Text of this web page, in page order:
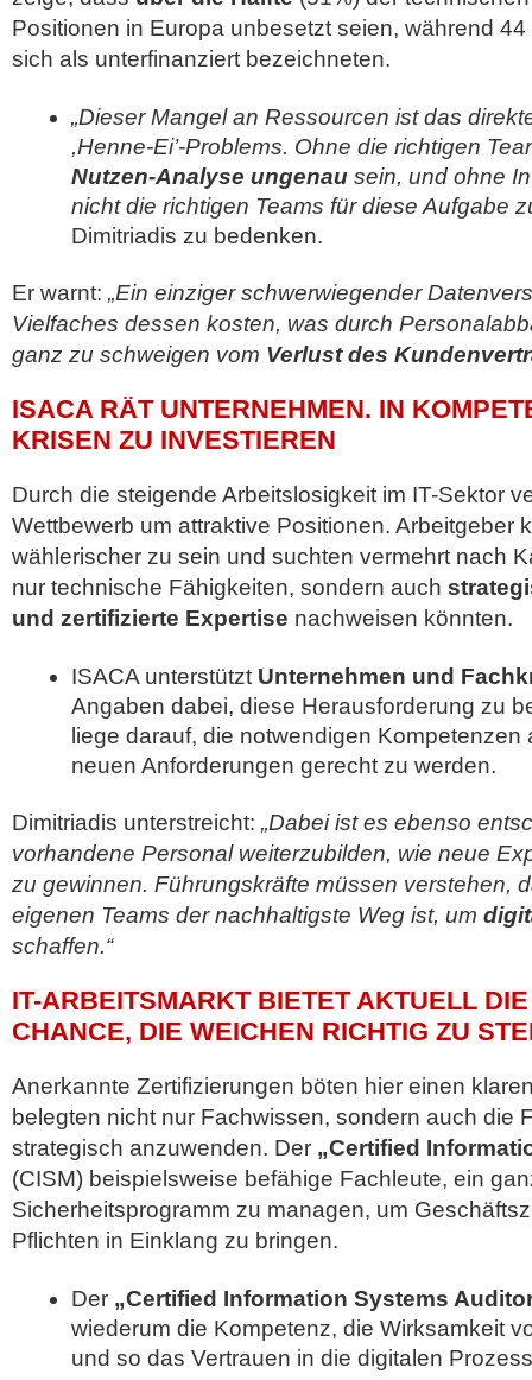
Positionen in Europa unbesetzt seien, während
sich als unterfinanziert bezeichneten.
„Dieser Mangel an Ressourcen ist das
,Henne-Ei’-Problems. Ohne die richtigen
Nutzen-Analyse ungenau sein, und ohne
nicht die richtigen Teams für diese Aufgabe
Dimitriadis zu bedenken.
Er warnt: „Ein einziger schwerwiegender
Vielfaches dessen kosten, was durch
ganz zu schweigen vom Verlust des
ISACA RÄT UNTERNEHMEN. IN
KRISEN ZU INVESTIEREN
Durch die steigende Arbeitslosigkeit im IT-Sektor
Wettbewerb um attraktive Positionen. Arbeitgeber
wählerischer zu sein und suchten vermehrt nach
nur technische Fähigkeiten, sondern auch
und zertifizierte Expertise nachweisen könnten.
ISACA unterstützt Unternehmen und
Angaben dabei, diese Herausforderung zu
liege darauf, die notwendigen
neuen Anforderungen gerecht zu werden.
Dimitriadis unterstreicht: „Dabei ist es ebenso
vorhandene Personal weiterzubilden, wie neue
zu gewinnen. Führungskräfte müssen verstehen,
eigenen Teams der nachhaltigste Weg ist, um
schaffen.“
IT-ARBEITSMARKT BIETET AKTUELL
CHANCE, DIE WEICHEN RICHTIG ZU
Anerkannte Zertifizierungen böten hier einen
belegten nicht nur Fachwissen, sondern auch die
strategisch anzuwenden. Der „Certified
(CISM) beispielsweise befähige Fachleute, ein
Sicherheitsprogramm zu managen, um
Pflichten in Einklang zu bringen.
Der „Certified Information Systems
wiederum die Kompetenz, die Wirksamkeit
und so das Vertrauen in die digitalen